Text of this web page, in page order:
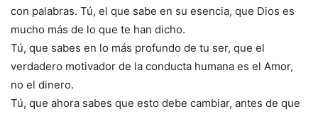
con palabras. Tú, el que sabe en su esencia, que Dios es
mucho más de lo que te han dicho.
Tú, que sabes en lo más profundo de tu ser, que el
verdadero motivador de la conducta humana es el Amor,
no el dinero.
Tú, que ahora sabes que esto debe cambiar, antes de que